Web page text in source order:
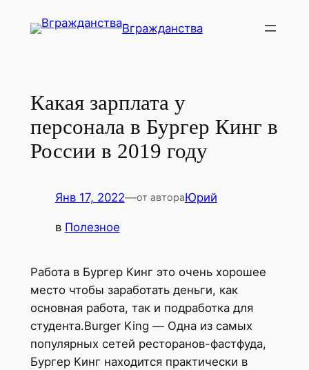
Вгражданства
Какая зарплата у
персонала в Бургер Кинг в
России в 2019 году
Янв 17, 2022—от автораЮрий
в Полезное
Работа в Бургер Кинг это очень хорошее
место чтобы заработать деньги, как
основная работа, так и подработка для
студента.Burger King — Одна из самых
популярных сетей ресторанов-фастфуда,
Бургер Кинг находится практически в